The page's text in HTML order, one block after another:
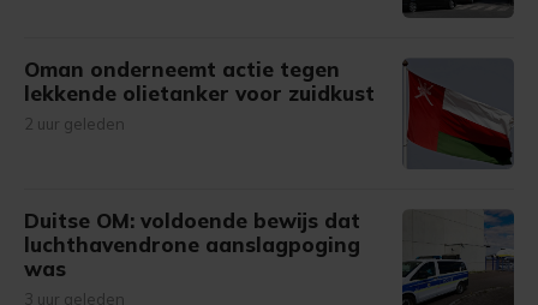
Oman onderneemt actie tegen
lekkende olietanker voor zuidkust
2 uur geleden
Duitse OM: voldoende bewijs dat
luchthavendrone aanslagpoging
was
3 uur geleden